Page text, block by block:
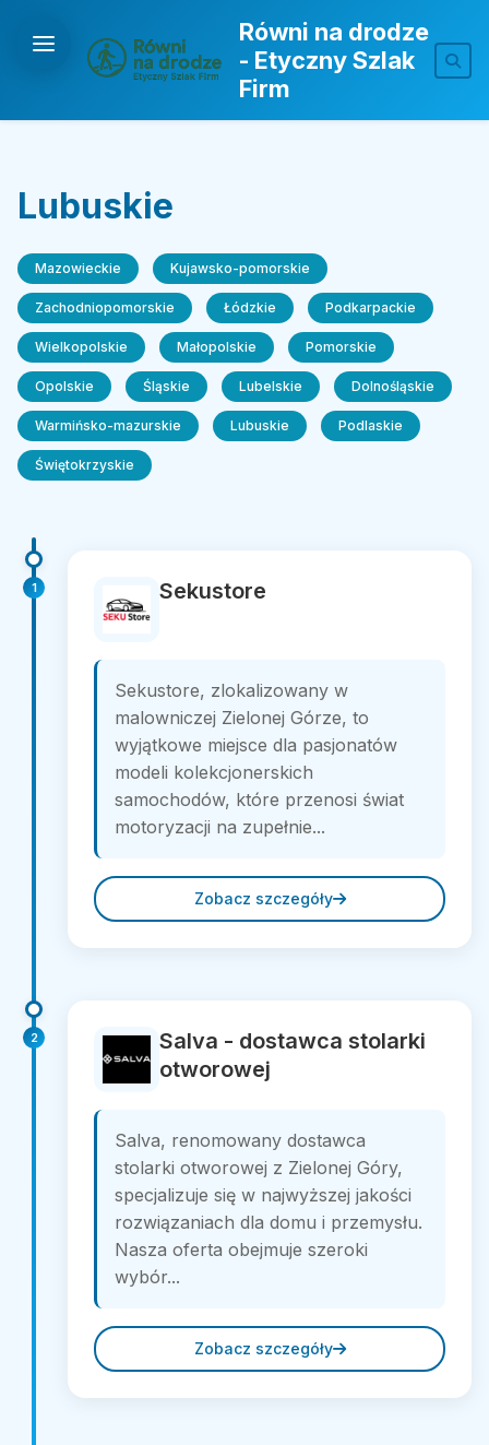
Równi na drodze
- Etyczny Szlak
Firm
Lubuskie
Mazowieckie Kujawsko-pomorskie
Zachodniopomorskie Łódzkie Podkarpackie
Wielkopolskie Małopolskie Pomorskie
Opolskie Śląskie Lubelskie Dolnośląskie
Warmińsko-mazurskie Lubuskie Podlaskie
Świętokrzyskie
1 Sekustore
Sekustore, zlokalizowany w
malowniczej Zielonej Górze, to
wyjątkowe miejsce dla pasjonatów
modeli kolekcjonerskich
samochodów, które przenosi świat
motoryzacji na zupełnie...
Zobacz szczegóły
2
Salva - dostawca stolarki
otworowej
Salva, renomowany dostawca
stolarki otworowej z Zielonej Góry,
specjalizuje się w najwyższej jakości
rozwiązaniach dla domu i przemysłu.
Nasza oferta obejmuje szeroki
wybór...
Zobacz szczegóły